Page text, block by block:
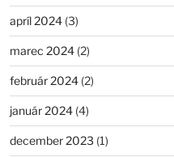
apríl 2024(3)
marec 2024(2)
február 2024(2)
január 2024(4)
december 2023 (1)